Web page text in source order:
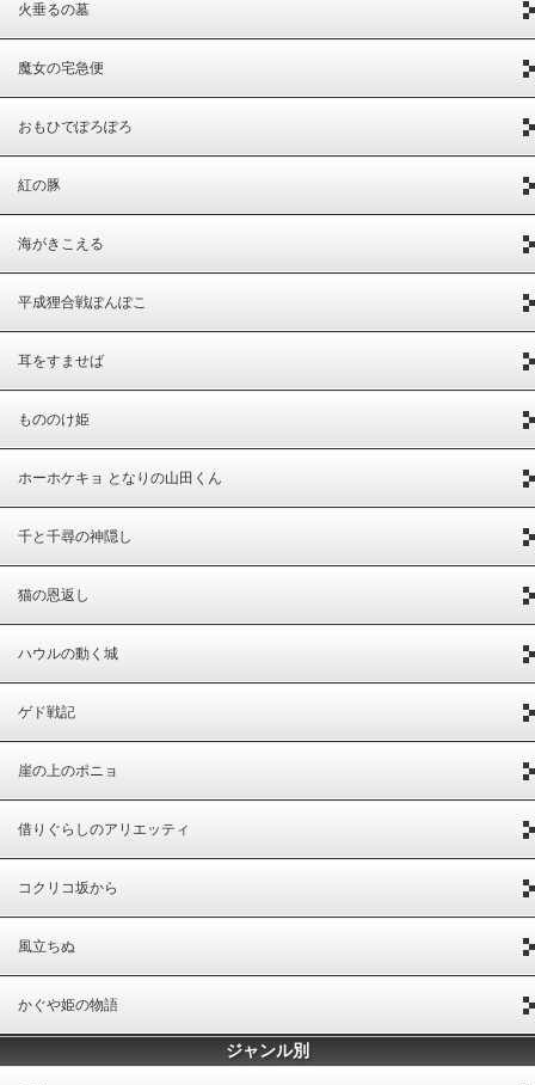
火垂るの墓
魔女の宅急便
おもひでぽろぽろ
紅の豚
海がきこえる
平成狸合戦ぽんぽこ
耳をすませば
もののけ姫
ホーホケキョ となりの山田くん
千と千尋の神隠し
猫の恩返し
ハウルの動く城
ゲド戦記
崖の上のポニョ
借りぐらしのアリエッティ
コクリコ坂から
風立ちぬ
かぐや姫の物語
ジャンル別